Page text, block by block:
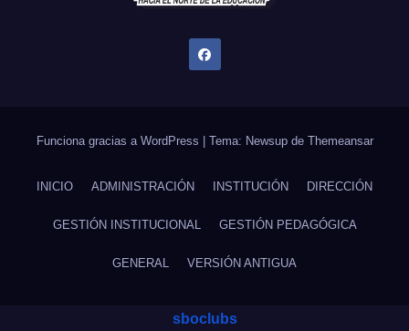
Funciona gracias a WordPress Tema: Newsup de Themeansar
INICIO ADMINISTRACIÓN INSTITUCIÓN DIRECCIÓN
GESTIÓN INSTITUCIONAL GESTIÓN PEDAGÓGICA
GENERAL VERSIÓN ANTIGUA
sboclubs